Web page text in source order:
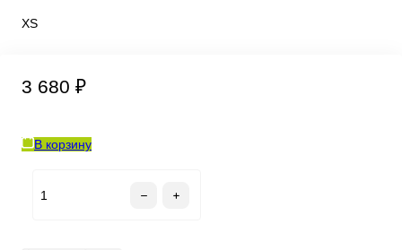
XS
3 680 ₽
В корзину